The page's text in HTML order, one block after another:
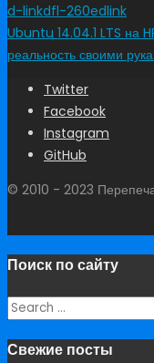
d-linkdfl-260edlink
Ubuntu 14.04.1 LTS на
реальность своими
Twitter
Facebook
Instagram
GitHub
© 2010 - 2023
Поиск по сайту
Search
Свежие посты